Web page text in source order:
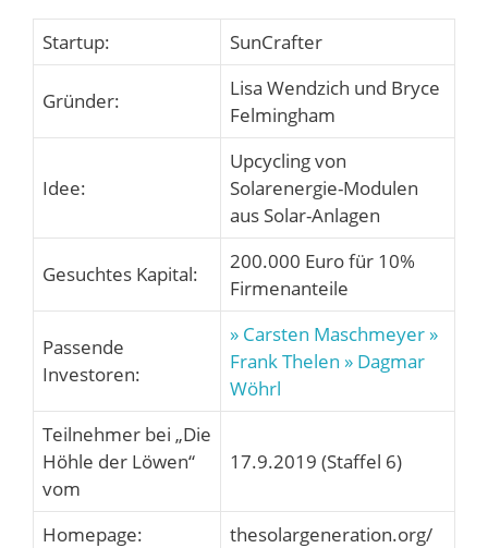
Startup: SunCrafter
Gründer:
Lisa Wendzich und Bryce
Felmingham
Idee:
Upcycling von
Solarenergie-Modulen
aus Solar-Anlagen
Gesuchtes Kapital:
200.000 Euro für 10%
Firmenanteile
Passende
Investoren:
» Carsten Maschmeyer »
Frank Thelen » Dagmar
Wöhrl
Teilnehmer bei „Die
Höhle der Löwen“
vom
17.9.2019 (Staffel 6)
Homepage: thesolargeneration.org/